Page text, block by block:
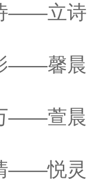
——立诗
——馨晨
——萱晨
——悦灵